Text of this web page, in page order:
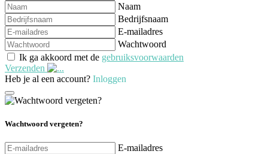
Naam
Bedrijfsnaam
E-mailadres
Wachtwoord
Ik ga akkoord met de gebruiksvoorwaarden
Verzenden
Heb je al een account? Inloggen
Wachtwoord vergeten?
E-mailadres